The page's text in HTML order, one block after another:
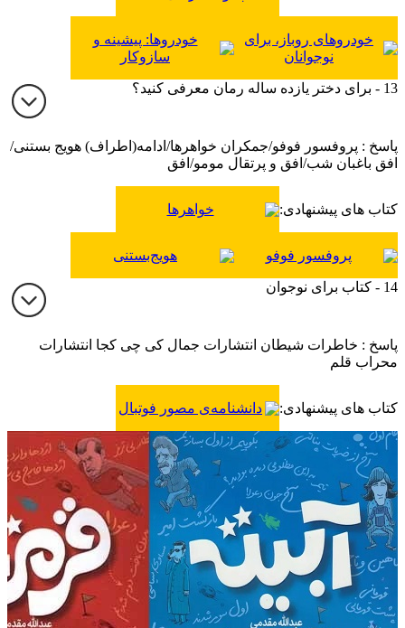
خودروهای روباز، برای
نوجوانان
خودروها: پیشینه و
سازوکار
13 - برای دختر یازده ساله رمان معرفی کنید؟
پاسخ : پروفسور فوفو/جمکران خواهرها/ادامه(اطراف) هویج بستنی/
افق باغبان شب/افق و پرتقال مومو/افق
کتاب های پیشنهادی: خواهرها
پروفسور فوفو هویج‌بستنی
14 - کتاب برای نوجوان
پاسخ : خاطرات شیطان انتشارات جمال کی چی کجا انتشارات
محراب قلم
کتاب های پیشنهادی: دانشنامه‌ی مصور فوتبال